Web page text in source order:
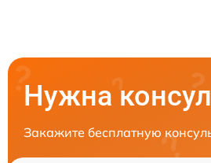
Нужна
Закажите бесплатную